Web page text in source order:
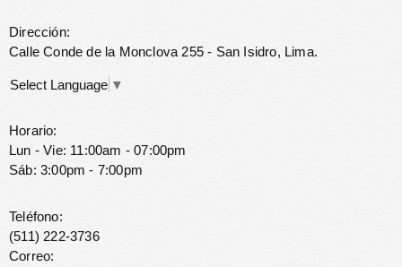
Dirección:
Calle Conde de la Monclova 255 - San Isidro, Lima.
Select Language ▼
Horario:
Lun - Vie: 11:00am - 07:00pm
Sáb: 3:00pm - 7:00pm
Teléfono:
(511) 222-3736
Correo: